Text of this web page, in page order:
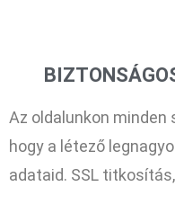
Az oldalunkon
hogy a létező
adataid. SSL